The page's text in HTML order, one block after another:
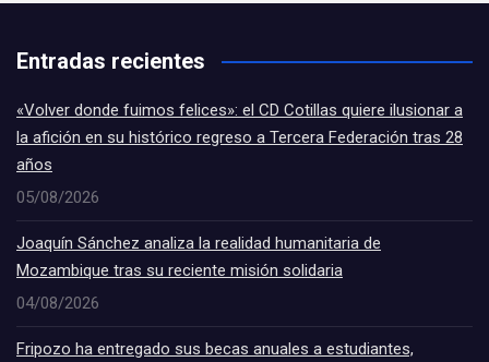
Entradas recientes
«Volver donde fuimos felices»: el CD Cotillas quiere ilusionar a
la afición en su histórico regreso a Tercera Federación tras 28
años
05/08/2026
Joaquín Sánchez analiza la realidad humanitaria de
Mozambique tras su reciente misión solidaria
04/08/2026
Fripozo ha entregado sus becas anuales a estudiantes,